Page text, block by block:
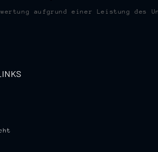
aufgrund einer Leistung des